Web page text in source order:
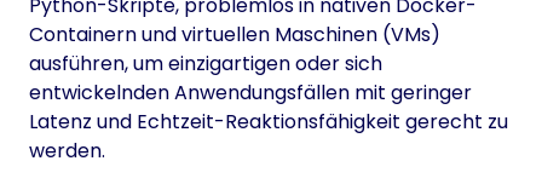
Containern und virtuellen Maschinen (VMs)
ausführen, um einzigartigen oder sich
entwickelnden Anwendungsfällen mit geringer
Latenz und Echtzeit-Reaktionsfähigkeit gerecht zu
werden.